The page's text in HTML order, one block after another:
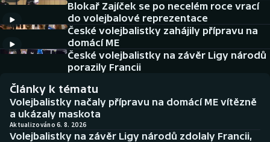
Americký fotbal
Baseball a softbal
Biatlon
Boby a skeleton
NEPŘEHLÉDNĚTE
Historické návraty
Aplikace ČT sport
AZ kvíz
Blokař Zajíček se po necelém roce vrací
do volejbalové reprezentace
České volejbalistky zahájily přípravu na
domácí ME
České volejbalistky na závěr Ligy národů
porazily Francii
Články k tématu
Volejbalistky načaly přípravu na domácí ME vítězně
a ukázaly maskota
Aktualizováno 6. 8. 2026
Volejbalistky na závěr Ligy národů zdolaly Francii,